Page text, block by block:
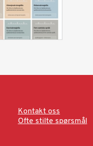
Kontakt oss
Ofte stilte spørsmål